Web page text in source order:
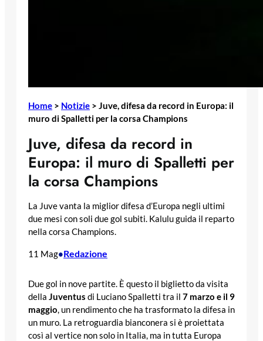
Home > Notizie > Juve, difesa da record in Europa: il
muro di Spalletti per la corsa Champions
Juve, difesa da record in
Europa: il muro di Spalletti per
la corsa Champions
La Juve vanta la miglior difesa d’Europa negli ultimi
due mesi con soli due gol subiti. Kalulu guida il reparto
nella corsa Champions.
11 Mag•Redazione
Due gol in nove partite. È questo il biglietto da visita
della Juventus di Luciano Spalletti tra il 7 marzo e il 9
maggio, un rendimento che ha trasformato la difesa in
un muro. La retroguardia bianconera si è proiettata
così al vertice non solo in Italia, ma in tutta Europa